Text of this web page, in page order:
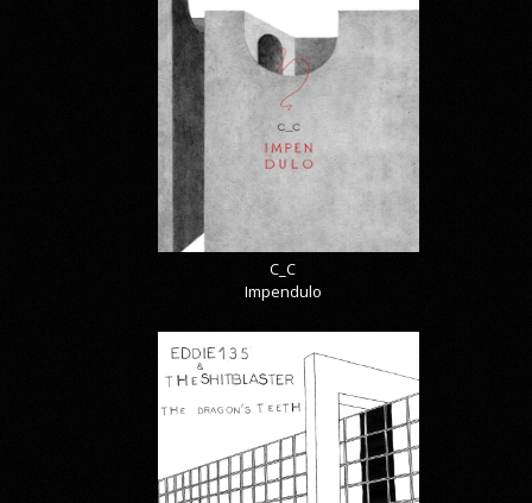
C_C
Impendulo